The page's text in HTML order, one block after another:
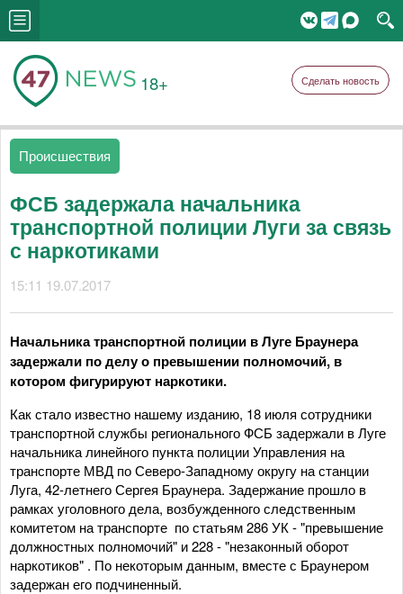
18+ Сделать новость
Происшествия
ФСБ задержала начальника
транспортной полиции Луги за связь
с наркотиками
15:11 19.07.2017
Начальника транспортной полиции в Луге Браунера
задержали по делу о превышении полномочий, в
котором фигурируют наркотики.
Как стало известно нашему изданию, 18 июля сотрудники
транспортной службы регионального ФСБ задержали в Луге
начальника линейного пункта полиции Управления на
транспорте МВД по Северо-Западному округу на станции
Луга, 42-летнего Сергея Браунера. Задержание прошло в
рамках уголовного дела, возбужденного следственным
комитетом на транспорте по статьям 286 УК - "превышение
должностных полномочий" и 228 - "незаконный оборот
наркотиков" . По некоторым данным, вместе с Браунером
задержан его подчиненный.